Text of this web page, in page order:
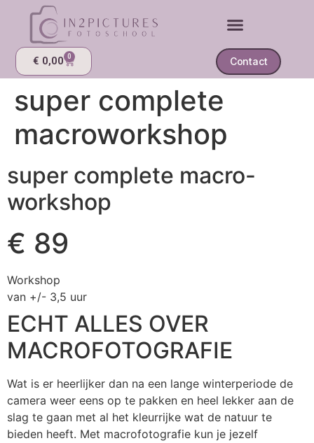
€ 0,00 0 Contact
super complete
macroworkshop
super complete macro-
workshop
€ 89
Workshop
van +/- 3,5 uur
ECHT ALLES OVER
MACROFOTOGRAFIE
Wat is er heerlijker dan na een lange winterperiode de
camera weer eens op te pakken en heel lekker aan de
slag te gaan met al het kleurrijke wat de natuur te
bieden heeft. Met macrofotografie kun je jezelf